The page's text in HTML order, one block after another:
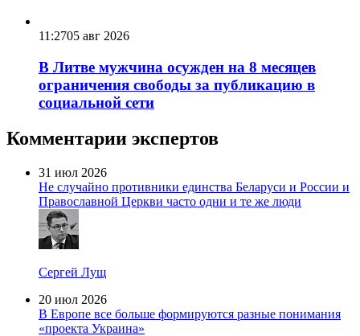
11:2705 авг 2026
В Литве мужчина осужден на 8 месяцев
ограничения свободы за публикацию в
социальной сети
Комментарии экспертов
31 июл 2026
Не случайно противники единства Беларуси и России и
Православной Церкви часто одни и те же люди
Сергей Лущ
20 июл 2026
В Европе все больше формируются разные понимания
«проекта Украина»